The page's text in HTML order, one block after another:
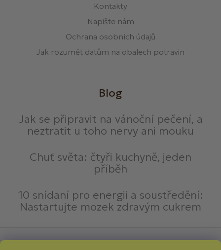
Kontakty
Napište nám
Ochrana osobních údajů
Jak rozumět datům na obalech potravin
Blog
Jak se připravit na vánoční pečení, a
neztratit u toho nervy ani mouku
Chuť světa: čtyři kuchyně, jeden
příběh
10 snídaní pro energii a soustředění:
Nastartujte mozek zdravým cukrem